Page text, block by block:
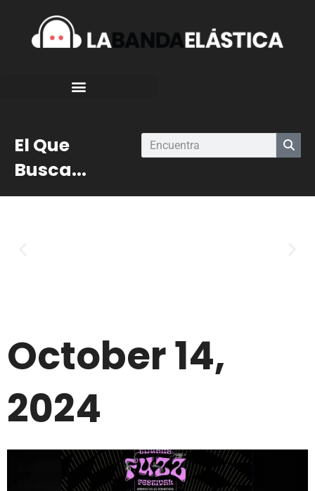
El Que
Busca...
October 14,
2024